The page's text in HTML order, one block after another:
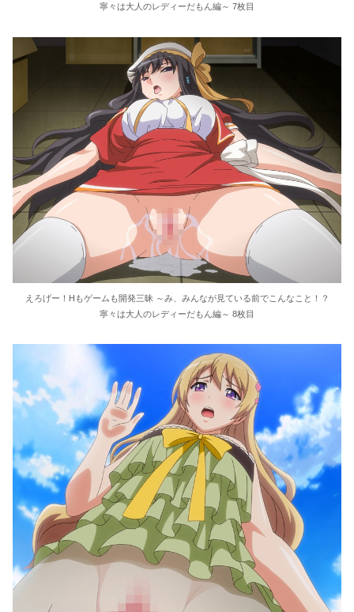
寧々は大人のレディーだもん編～ 7枚目
えろげー！Hもゲームも開発三昧 ～み、みんなが見ている前でこんなこと！？
寧々は大人のレディーだもん編～ 8枚目